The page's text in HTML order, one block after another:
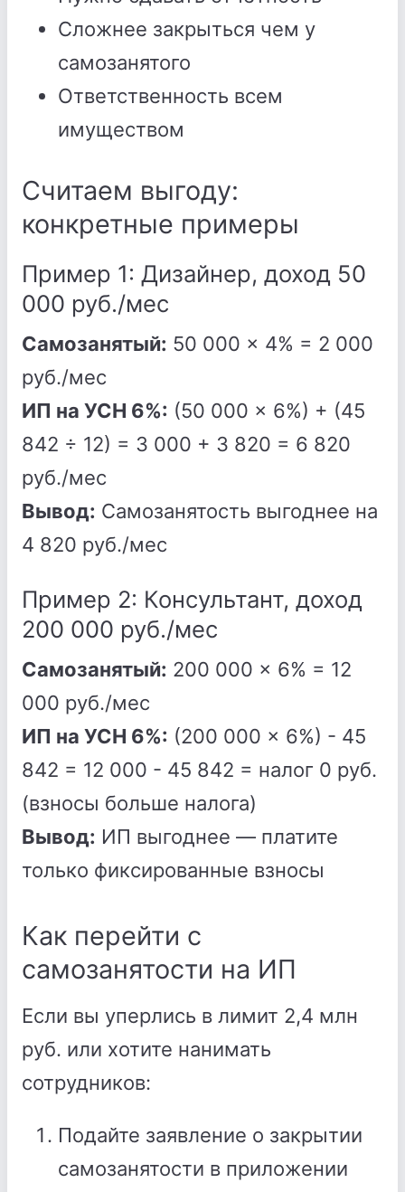
Сложнее закрыться чем у
самозанятого
Ответственность всем
имуществом
Считаем выгоду:
конкретные примеры
Пример 1: Дизайнер, доход 50
000 руб./мес
Самозанятый: 50 000 × 4% = 2 000
руб./мес
ИП на УСН 6%: (50 000 × 6%) + (45
842 ÷ 12) = 3 000 + 3 820 = 6 820
руб./мес
Вывод: Самозанятость выгоднее на
4 820 руб./мес
Пример 2: Консультант, доход
200 000 руб./мес
Самозанятый: 200 000 × 6% = 12
000 руб./мес
ИП на УСН 6%: (200 000 × 6%) - 45
842 = 12 000 - 45 842 = налог 0 руб.
(взносы больше налога)
Вывод: ИП выгоднее — платите
только фиксированные взносы
Как перейти с
самозанятости на ИП
Если вы уперлись в лимит 2,4 млн
руб. или хотите нанимать
сотрудников:
Подайте заявление о закрытии
самозанятости в приложении